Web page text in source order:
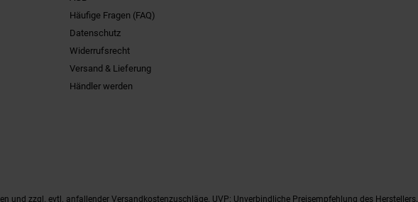
Häufige Fragen (FAQ)
Datenschutz
Widerrufsrecht
Versand & Lieferung
Händler werden
und zzgl. evtl. anfallender Versandkostenzuschläge. UVP: Unverbindliche Preisempfehlung des Herstellers.